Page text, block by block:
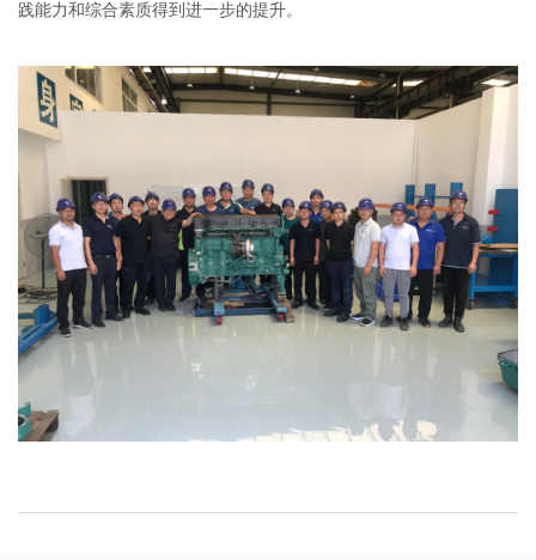
践能力和综合素质得到进一步的提升。